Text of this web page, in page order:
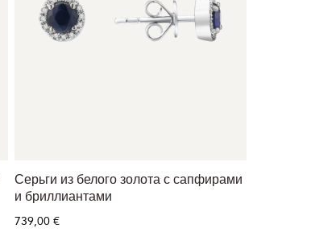
Серьги из белого золота с сапфирами
и бриллиантами
739,00 €